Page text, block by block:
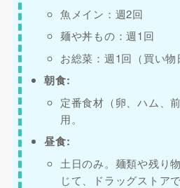
魚メイン：週2回
麺や丼もの：週1回
お総菜：週1回（買い物
朝食:
定番食材（卵、ハム、
用。
昼食:
土日のみ。麺類や残り
じて、ドラッグストア